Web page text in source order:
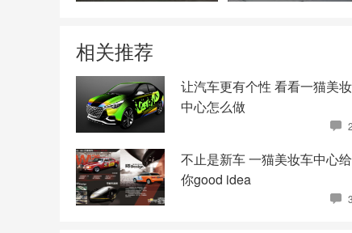
相关推荐
让汽车更有个性 看看一猫美妆
中心怎么做
2
不止是新车 一猫美妆车中心给
你good idea
3